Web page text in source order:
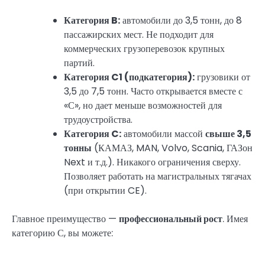
Категория B:автомобили до 3,5 тонн, до 8
пассажирских мест. Не подходит для
коммерческих грузоперевозок крупных
партий.
Категория C1 (подкатегория):грузовики от
3,5 до 7,5 тонн. Часто открывается вместе с
«С», но дает меньше возможностей для
трудоустройства.
Категория C:автомобили массой свыше 3,5
тонны (КАМАЗ, MAN, Volvo, Scania, ГАЗон
Next и т.д.). Никакого ограничения сверху.
Позволяет работать на магистральных тягачах
(при открытии CE).
Главное преимущество — профессиональный рост. Имея
категорию С, вы можете: